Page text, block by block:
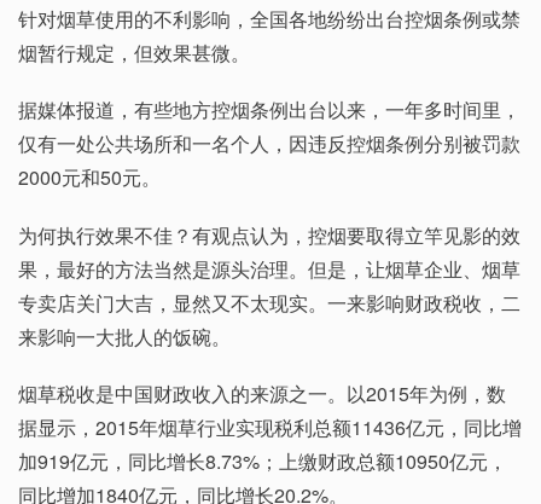
针对烟草使用的不利影响，全国各地纷纷出台控烟条例或禁
烟暂行规定，但效果甚微。
据媒体报道，有些地方控烟条例出台以来，一年多时间里，
仅有一处公共场所和一名个人，因违反控烟条例分别被罚款
2000元和50元。
为何执行效果不佳？有观点认为，控烟要取得立竿见影的效
果，最好的方法当然是源头治理。但是，让烟草企业、烟草
专卖店关门大吉，显然又不太现实。一来影响财政税收，二
来影响一大批人的饭碗。
烟草税收是中国财政收入的来源之一。以2015年为例，数
据显示，2015年烟草行业实现税利总额11436亿元，同比增
加919亿元，同比增长8.73%；上缴财政总额10950亿元，
同比增加1840亿元，同比增长20.2%。